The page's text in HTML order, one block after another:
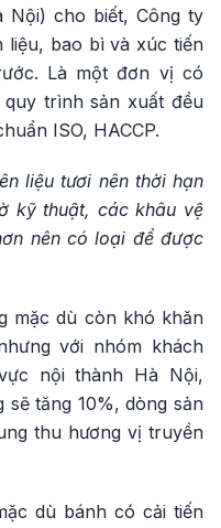
Nội) cho biết, Công ty
liệu, bao bì và xúc tiến
Là một đơn vị có
trình sản xuất đều
ISO, HACCP.
liệu tươi nên thời hạn
kỹ thuật, các khâu vệ
nên có loại để được
mặc dù còn khó khăn
với nhóm khách
nội thành Hà Nội,
tăng 10%, dòng sản
thu hương vị truyền
dù bánh có cải tiến